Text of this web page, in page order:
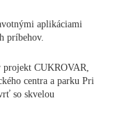
aplikáciami
príbehov.
projekt CUKROVAR,
centra a parku Pri
so skvelou